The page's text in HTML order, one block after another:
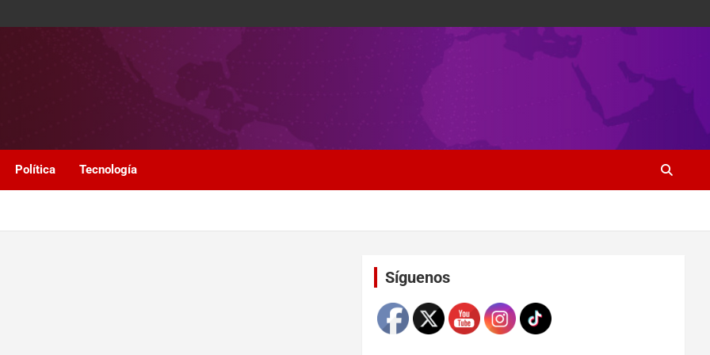
Política Tecnología
SíguenosSet Youtube Channel ID